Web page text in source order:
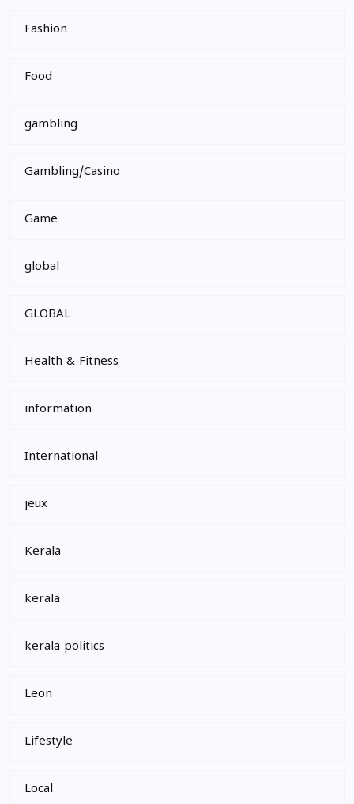
Fashion
Food
gambling
Gambling/Casino
Game
global
GLOBAL
Health & Fitness
information
International
jeux
Kerala
kerala
kerala politics
Leon
Lifestyle
Local